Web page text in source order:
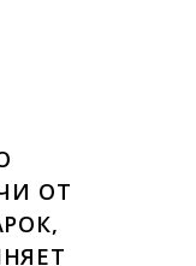
ОТ